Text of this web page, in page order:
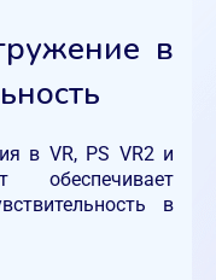
в
в VR, PS VR2 и
обеспечивает
в